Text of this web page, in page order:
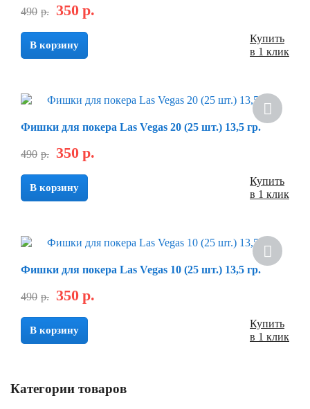
490 р. 350 р.
В корзину
Купить
в 1 клик
Фишки для покера Las Vegas 20 (25 шт.) 13,5 гр.
490 р. 350 р.
В корзину
Купить
в 1 клик
Фишки для покера Las Vegas 10 (25 шт.) 13,5 гр.
490 р. 350 р.
В корзину
Купить
в 1 клик
Категории товаров